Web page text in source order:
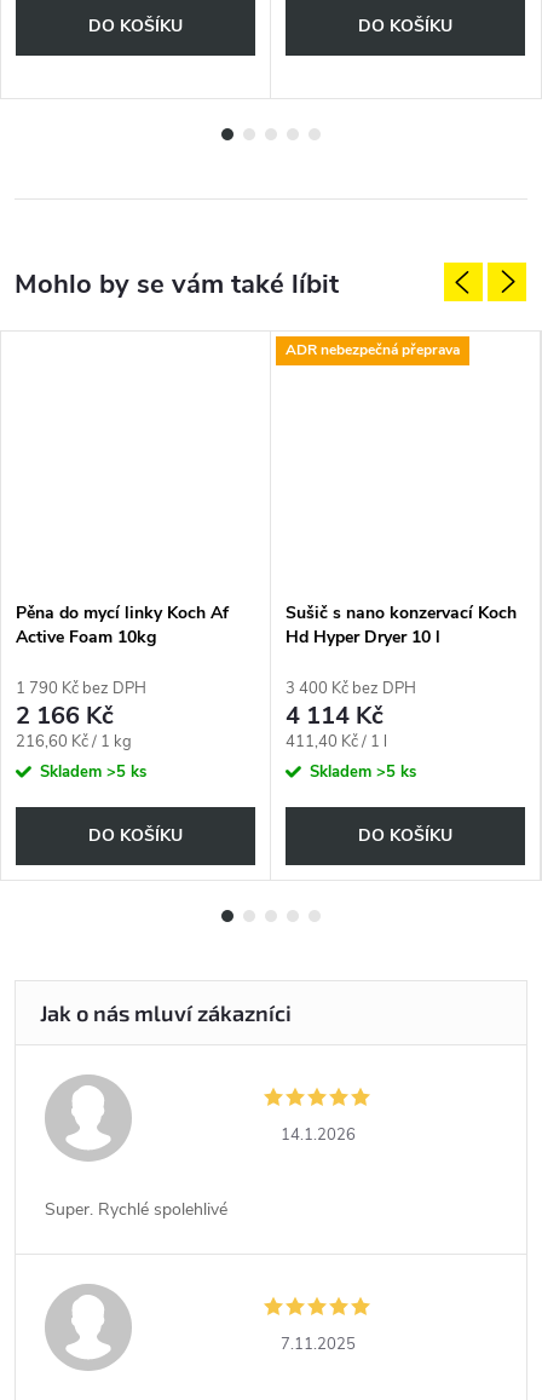
DO KOŠÍKU DO KOŠÍKU
Pěna do mycí linky Koch Af
Active Foam 10kg
1 790 Kč bez DPH
2 166 Kč
Měrná
cena:
216,60 Kč / 1 kg
Skladem >5 ks
DO KOŠÍKU
ADR nebezpečná přeprava
Sušič s nano konzervací Koch
Hd Hyper Dryer 10 l
3 400 Kč bez DPH
4 114 Kč
Měrná
cena:
411,40 Kč / 1 l
Skladem >5 ks
DO KOŠÍKU
14.1.2026
Super. Rychlé spolehlivé
7.11.2025